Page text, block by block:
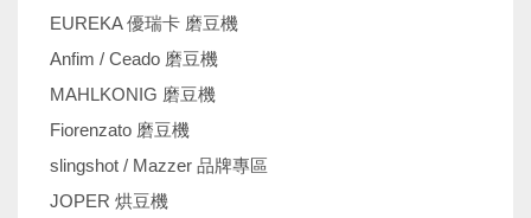
EUREKA 優瑞卡 磨豆機
Anfim / Ceado 磨豆機
MAHLKONIG 磨豆機
Fiorenzato 磨豆機
slingshot / Mazzer 品牌專區
JOPER 烘豆機